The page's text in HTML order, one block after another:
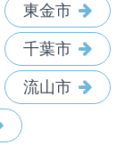
東金市
千葉市
流山市